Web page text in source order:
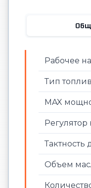
Рабочее
Тип
MAX
Тактность
Объем